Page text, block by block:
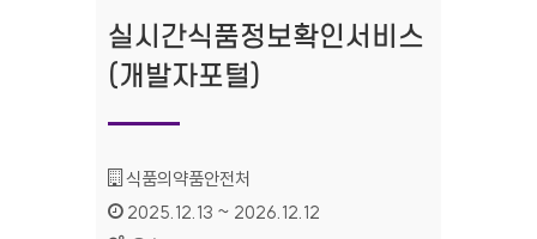
실시간식품정보확인서비스
(개발자포털)
기관명 :
식품의약품안전처
인증기간 :
2025.12.13 ~ 2026.12.12